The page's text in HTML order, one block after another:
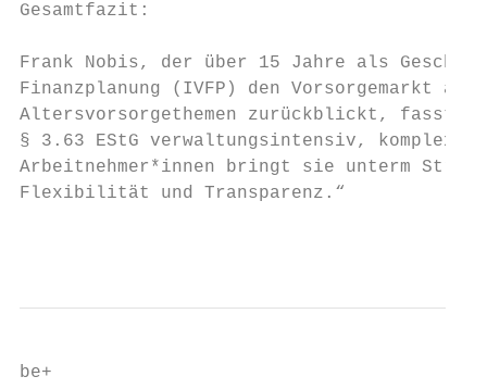
Gesamtfazit:
Frank Nobis, der über 15 Jahre als
Finanzplanung (IVFP) den Vorsorgemarkt
Altersvorsorgethemen zurückblickt, fasst
§ 3.63 EStG verwaltungsintensiv, komplex
Arbeitnehmer*innen bringt sie unterm
Flexibilität und Transparenz.“
be+